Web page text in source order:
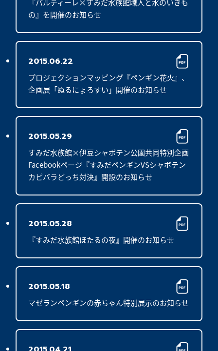
の』を開催のお知らせ
2015.06.22
プロジェクションマッピング『ペンギン花火』、
企画展「ぬるにょろすい」開催のお知らせ
2015.05.29
すみだ水族館×伊豆シャボテン公園共同特別企画
Facebookページ『すみだペンギンVSシャボテン
カピバラどっち対決』開設のお知らせ
2015.05.28
『すみだ水族館ほたるの夜』開催のお知らせ
2015.05.18
マゼランペンギンの赤ちゃん特別展示のお知らせ